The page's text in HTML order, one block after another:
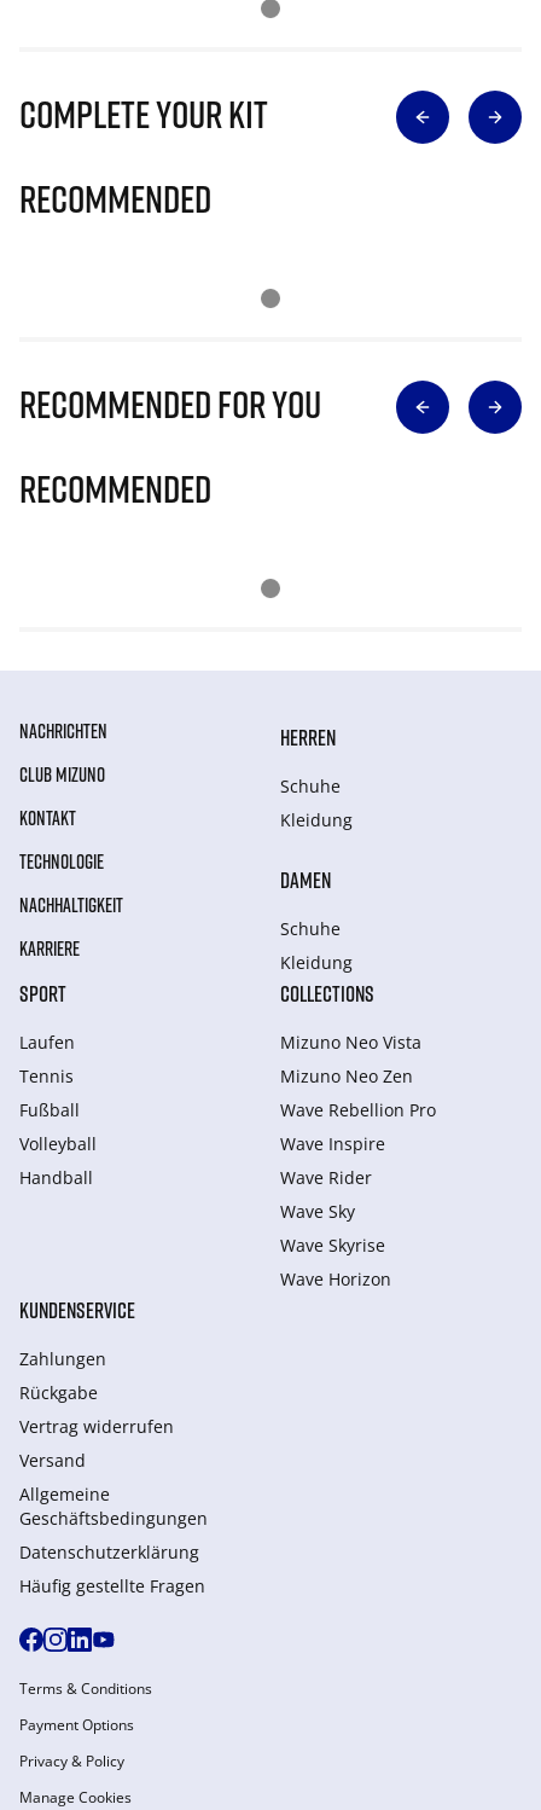
Complete Your Kit
Recommended
Recommended for you
Recommended
NACHRICHTEN
CLUB MIZUNO
KONTAKT
TECHNOLOGIE
NACHHALTIGKEIT
KARRIERE
HERREN
Schuhe
Kleidung
DAMEN
Schuhe
Kleidung
SPORT
Laufen
Tennis
Fußball
Volleyball
Handball
COLLECTIONS
Mizuno Neo Vista
Mizuno Neo Zen
Wave Rebellion Pro
Wave Inspire
Wave Rider
Wave Sky
Wave Skyrise
Wave Horizon
KUNDENSERVICE
Zahlungen
Rückgabe
Vertrag widerrufen
Versand
Allgemeine
Geschäftsbedingungen
Datenschutzerklärung
Häufig gestellte Fragen
Terms & Conditions
Payment Options
Privacy & Policy
Manage Cookies